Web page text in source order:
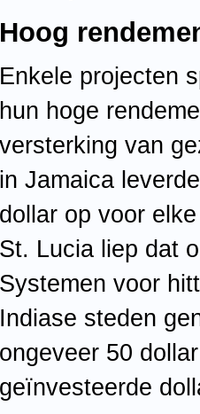
Hoog
Enkele projecten
hun hoge
versterking van
in Jamaica
dollar op voor
St. Lucia liep dat
Systemen voor
Indiase steden
ongeveer 50
geïnvesteerde